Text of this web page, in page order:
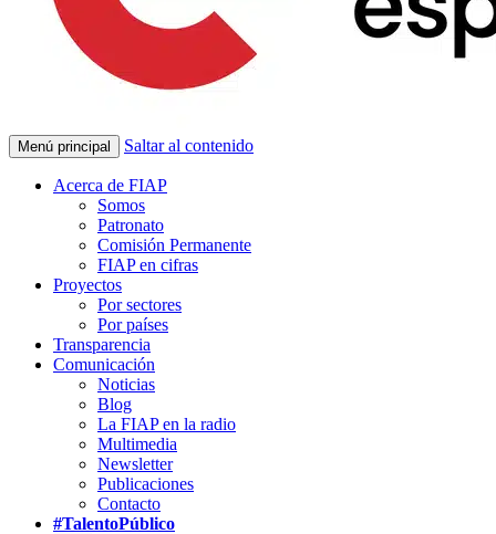
Menú principal Saltar al contenido
Acerca de FIAP
Somos
Patronato
Comisión Permanente
FIAP en cifras
Proyectos
Por sectores
Por países
Transparencia
Comunicación
Noticias
Blog
La FIAP en la radio
Multimedia
Newsletter
Publicaciones
Contacto
#TalentoPúblico